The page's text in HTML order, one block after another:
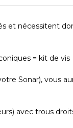
et nécessitent
= kit de vis
Sonar), vous
avec trous